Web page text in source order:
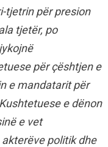
tjetrin për presion
tjetër, po
për çështjen e
e mandatarit për
e dënon
e vet
politik dhe